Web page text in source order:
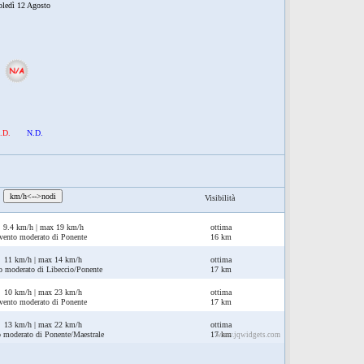
12 Agosto
N.D.
km/h<-->nodi Visibilità
9.4 km/h | max 19 km/h
vento moderato di Ponente
ottima
16 km
11 km/h | max 14 km/h
moderato di Libeccio/Ponente
ottima
17 km
10 km/h | max 23 km/h
vento moderato di Ponente
ottima
17 km
13 km/h | max 22 km/h
moderato di Ponente/Maestrale
ottima
17 km
www.jqwidgets.com